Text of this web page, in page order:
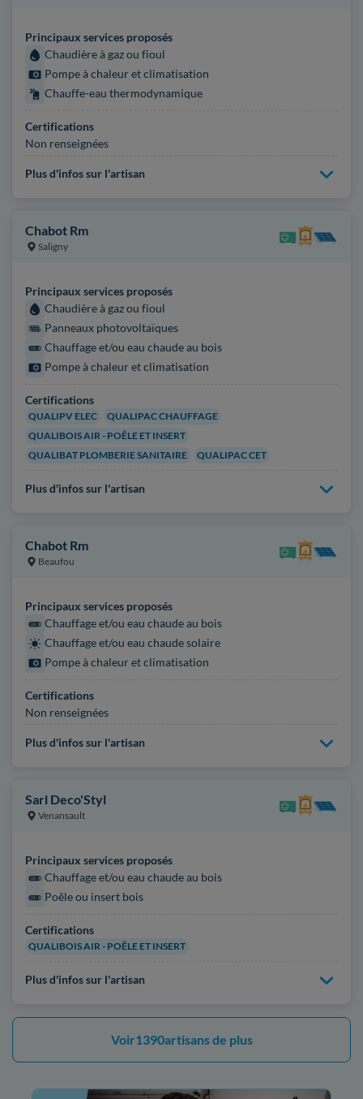
Principaux services proposés
Chaudière à gaz ou fioul
Pompe à chaleur et climatisation
Chauffe-eau thermodynamique
Certifications
Non renseignées
Plus d'infos sur l'artisan
Chabot Rm
Saligny
Principaux services proposés
Chaudière à gaz ou fioul
Panneaux photovoltaïques
Chauffage et/ou eau chaude au bois
Pompe à chaleur et climatisation
Certifications
QUALIPV ELEC
QUALIPAC CHAUFFAGE
QUALIBOIS AIR - POÊLE ET INSERT
QUALIBAT PLOMBERIE SANITAIRE
QUALIPAC CET
Plus d'infos sur l'artisan
Chabot Rm
Beaufou
Principaux services proposés
Chauffage et/ou eau chaude au bois
Chauffage et/ou eau chaude solaire
Pompe à chaleur et climatisation
Certifications
Non renseignées
Plus d'infos sur l'artisan
Sarl Deco'Styl
Venansault
Principaux services proposés
Chauffage et/ou eau chaude au bois
Poêle ou insert bois
Certifications
QUALIBOIS AIR - POÊLE ET INSERT
Plus d'infos sur l'artisan
Voir1390artisans de plus